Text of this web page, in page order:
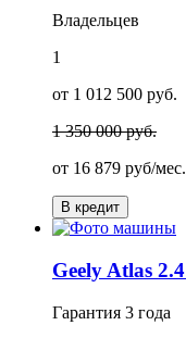
Владельцев
1
от 1 012 500 руб.
1 350 000 руб.
от 16 879 руб/мес.
В кредит
Geely Atlas
Гарантия 3 года